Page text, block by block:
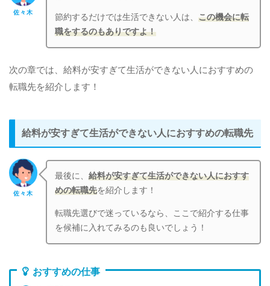
佐々木
節約するだけでは生活できない人は、この機会に転
職をするのもありですよ！
次の章では、給料が安すぎて生活ができない人におすすめの
転職先を紹介します！
給料が安すぎて生活ができない人におすすめの転職先
佐々木
最後に、給料が安すぎて生活ができない人におすす
めの転職先を紹介します！
転職先選びで迷っているなら、ここで紹介する仕事
を候補に入れてみるのも良いでしょう！
おすすめの仕事